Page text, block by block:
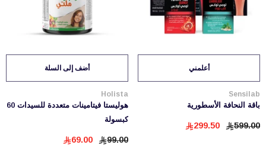
أعلمني
بائع:
Sensilab
باقة النحافة الأسطورية
599.00
299.50
أضف إلى السلة
بائع:
Holista
هوليستا فيتامينات متعددة للسيدات 60
كبسولة
99.00
69.00